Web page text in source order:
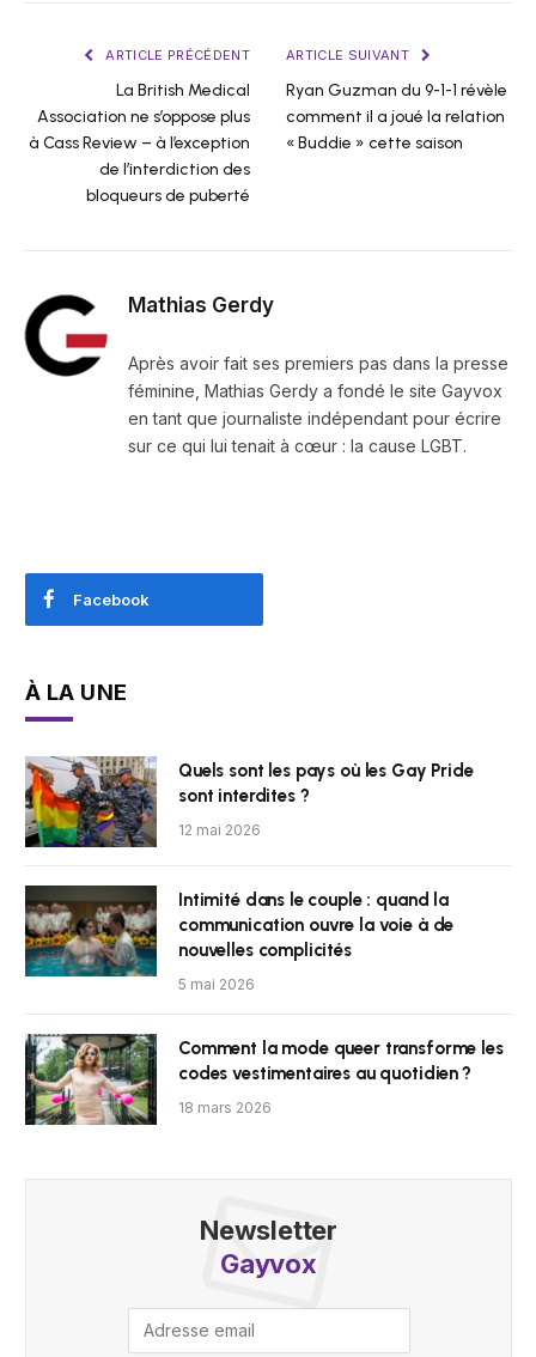
ARTICLE PRÉCÉDENT
La British Medical
Association ne s’oppose plus
à Cass Review – à l’exception
de l’interdiction des
bloqueurs de puberté
ARTICLE SUIVANT
Ryan Guzman du 9-1-1 révèle
comment il a joué la relation
« Buddie » cette saison
Mathias Gerdy
Après avoir fait ses premiers pas dans la presse
féminine, Mathias Gerdy a fondé le site Gayvox
en tant que journaliste indépendant pour écrire
sur ce qui lui tenait à cœur : la cause LGBT.
Facebook
À LA UNE
Quels sont les pays où les Gay Pride
sont interdites ?
12 mai 2026
Intimité dans le couple : quand la
communication ouvre la voie à de
nouvelles complicités
5 mai 2026
Comment la mode queer transforme les
codes vestimentaires au quotidien ?
18 mars 2026
Newsletter
Gayvox